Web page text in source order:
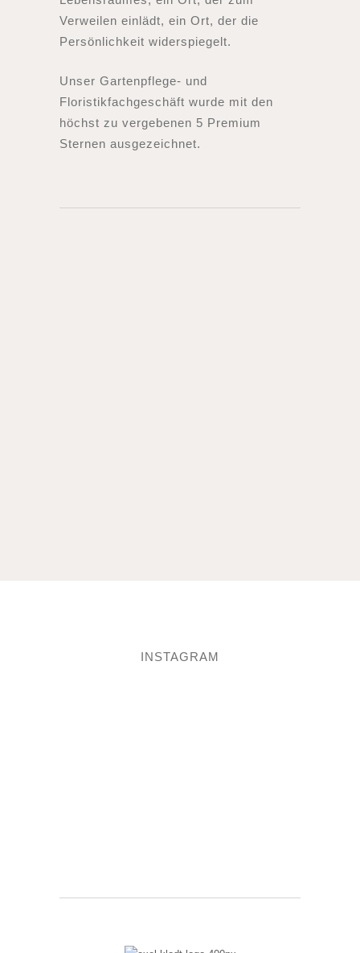
Verweilen einlädt, ein Ort, der die
Persönlichkeit widerspiegelt.
Unser Gartenpflege- und
Floristikfachgeschäft wurde mit den
höchst zu vergebenen 5 Premium
Sternen ausgezeichnet.
INSTAGRAM